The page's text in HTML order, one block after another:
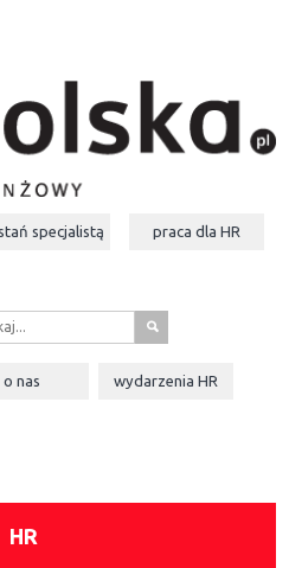
specjalistą praca dla HR
s
o nas wydarzeniaHR
HR